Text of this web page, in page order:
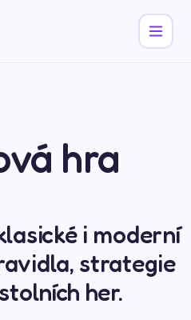
hra
i moderní
strategie
her.